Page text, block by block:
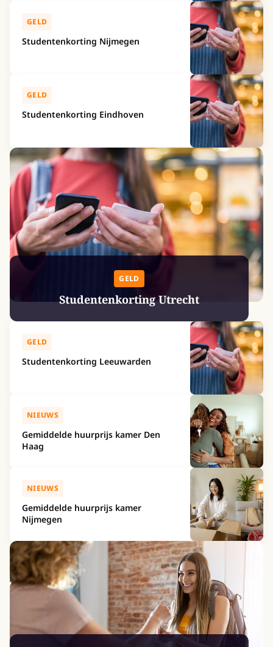
GELD
Studentenkorting Nijmegen
GELD
Studentenkorting Eindhoven
GELD
Studentenkorting Utrecht
GELD
Studentenkorting Leeuwarden
NIEUWS
Gemiddelde huurprijs kamer Den
Haag
NIEUWS
Gemiddelde huurprijs kamer
Nijmegen